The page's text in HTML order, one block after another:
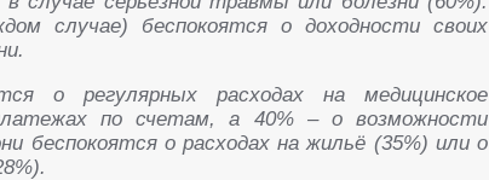
случае) беспокоятся о доходности своих
о регулярных расходах на медицинское
по счетам, а 40% – о возможности
беспокоятся о расходах на жильё (35%) или о